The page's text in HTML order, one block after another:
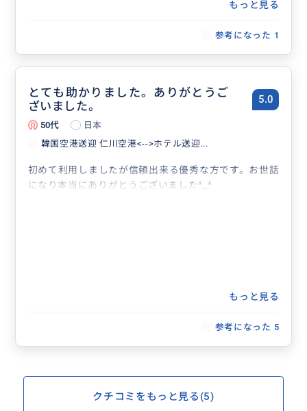
もっと見る
参考になった 1
とても助かりました。ありがとうご
ざいました。
5.0
50代
日本
韓国空港送迎 仁川空港<-->ホテル送迎...
初めて利用しましたが信頼出来る優秀な方です。お世話
になり本当にありがとうございました^_^
もっと見る
参考になった 5
クチコミをもっと見る(5)